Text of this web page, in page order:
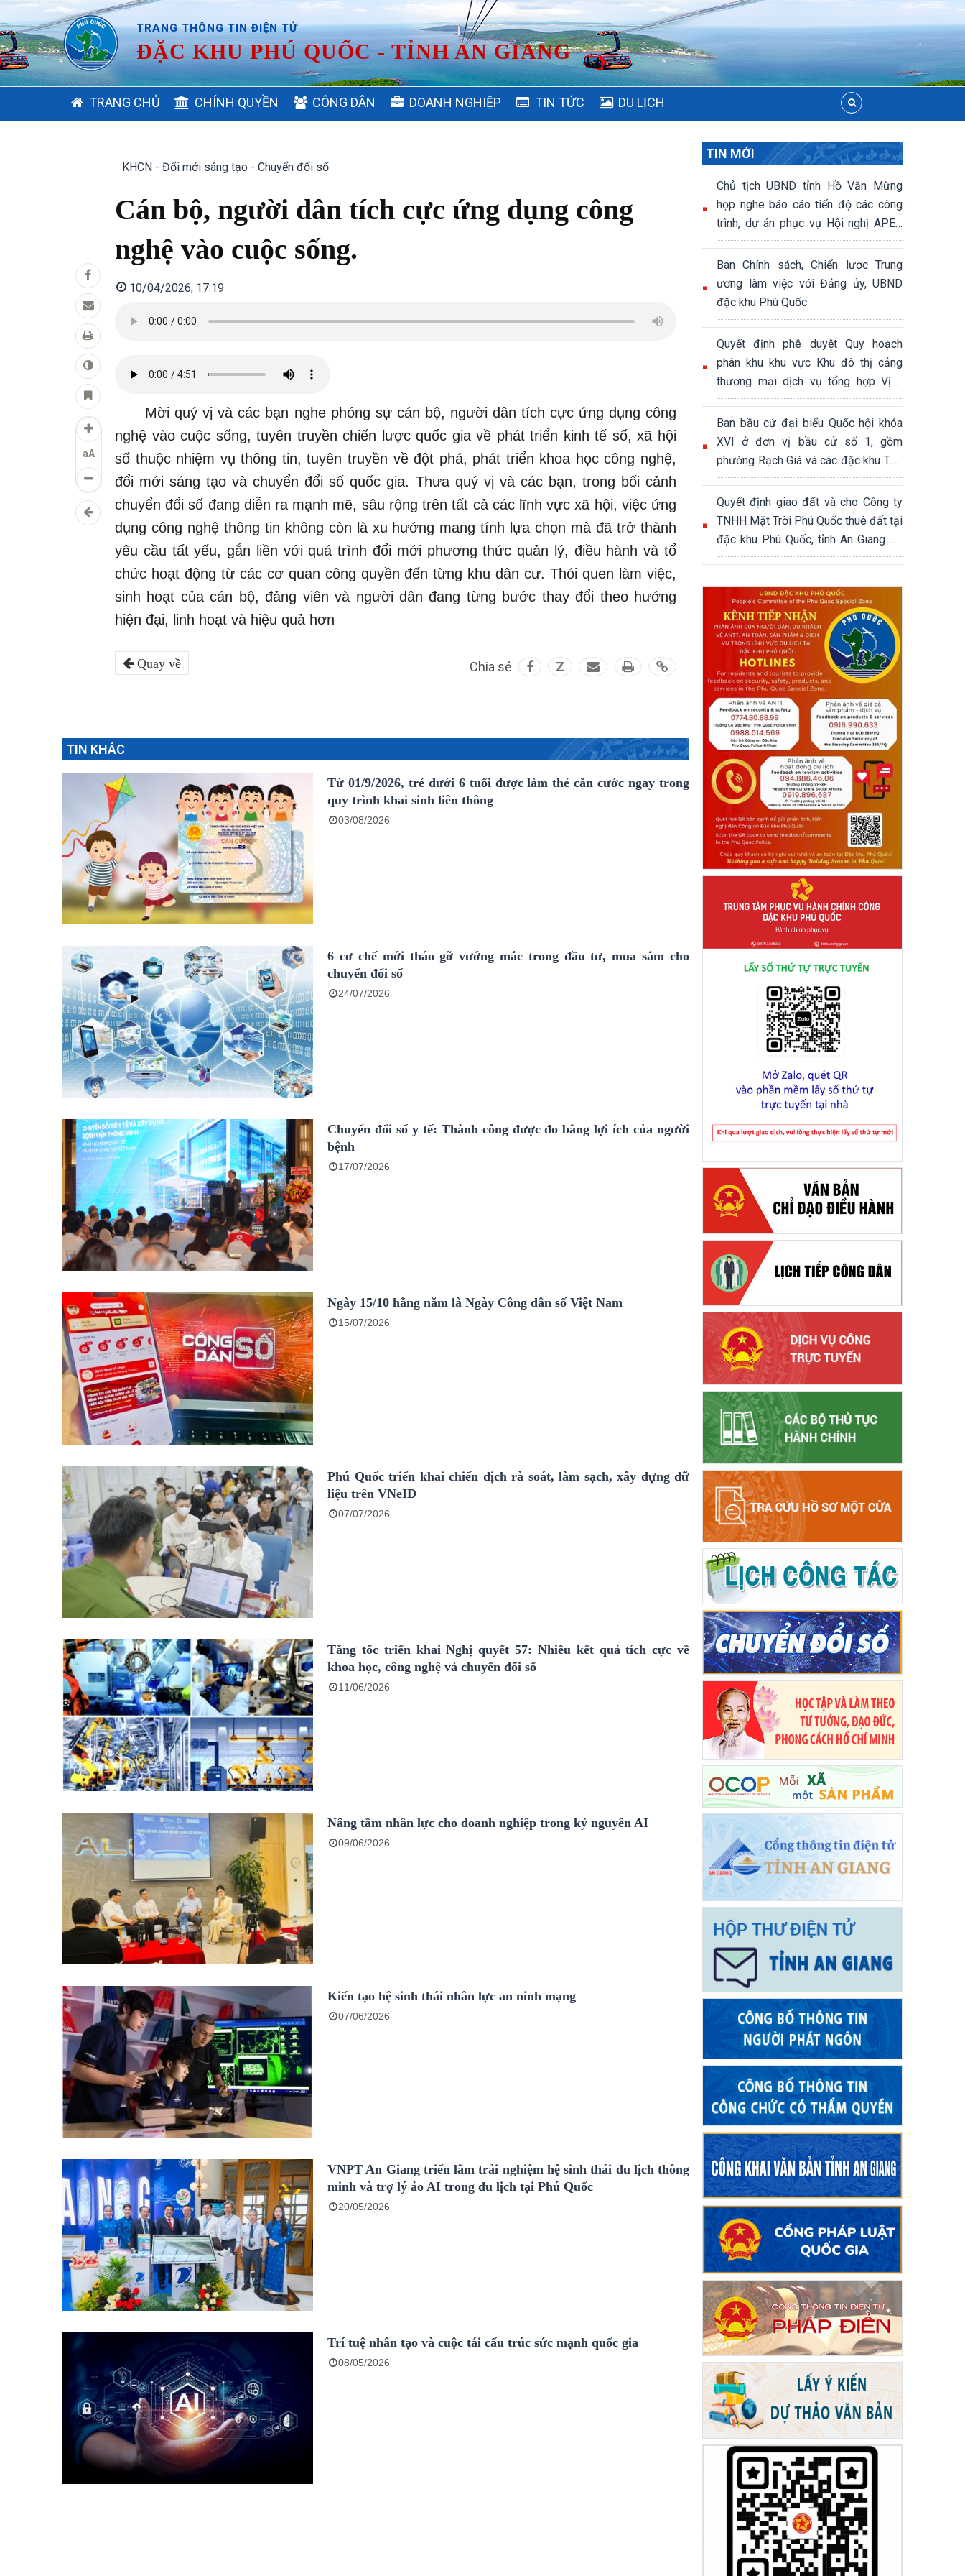
TRANG THÔNG TIN ĐIỆN TỬ
ĐẶC KHU PHÚ QUỐC - TỈNH AN GIANG
NAVIGATION
TRANG CHỦ CHÍNH QUYỀN CÔNG DÂN DOANH NGHIỆP TIN TỨC DU LỊCH
aA
KHCN - Đổi mới sáng tạo - Chuyển đổi số
Cán bộ, người dân tích cực ứng dụng công
nghệ vào cuộc sống.
10/04/2026, 17:19
file
Mời quý vị và các bạn nghe phóng sự cán bộ, người dân tích cực ứng dụng công
nghệ vào cuộc sống, tuyên truyền chiến lược quốc gia về phát triển kinh tế số, xã hội
số thuộc nhiệm vụ thông tin, tuyên truyền về đột phá, phát triển khoa học công nghệ,
đổi mới sáng tạo và chuyển đổi số quốc gia. Thưa quý vị và các bạn, trong bối cảnh
chuyển đổi số đang diễn ra mạnh mẽ, sâu rộng trên tất cả các lĩnh vực xã hội, việc ứng
dụng công nghệ thông tin không còn là xu hướng mang tính lựa chọn mà đã trở thành
yêu cầu tất yếu, gắn liền với quá trình đổi mới phương thức quản lý, điều hành và tổ
chức hoạt động từ các cơ quan công quyền đến từng khu dân cư. Thói quen làm việc,
sinh hoạt của cán bộ, đảng viên và người dân đang từng bước thay đổi theo hướng
hiện đại, linh hoạt và hiệu quả hơn
Quay về Chia sẻ Z
TIN KHÁC
Từ 01/9/2026, trẻ dưới 6 tuổi được làm thẻ căn cước ngay trong
quy trình khai sinh liên thông
03/08/2026
6 cơ chế mới tháo gỡ vướng mắc trong đầu tư, mua sắm cho
chuyển đổi số
24/07/2026
Chuyển đổi số y tế: Thành công được đo bằng lợi ích của người
bệnh
17/07/2026
Ngày 15/10 hằng năm là Ngày Công dân số Việt Nam
15/07/2026
Phú Quốc triển khai chiến dịch rà soát, làm sạch, xây dựng dữ
liệu trên VNeID
07/07/2026
Tăng tốc triển khai Nghị quyết 57: Nhiều kết quả tích cực về
khoa học, công nghệ và chuyển đổi số
11/06/2026
Nâng tầm nhân lực cho doanh nghiệp trong kỷ nguyên AI
09/06/2026
Kiến tạo hệ sinh thái nhân lực an ninh mạng
07/06/2026
VNPT An Giang triển lãm trải nghiệm hệ sinh thái du lịch thông
minh và trợ lý ảo AI trong du lịch tại Phú Quốc
20/05/2026
Trí tuệ nhân tạo và cuộc tái cấu trúc sức mạnh quốc gia
08/05/2026
TIN MỚI
Chủ tịch UBND tỉnh Hồ Văn Mừng
họp nghe báo cáo tiến độ các công
trình, dự án phục vụ Hội nghị APEC
2027
Ban Chính sách, Chiến lược Trung
ương làm việc với Đảng ủy, UBND
đặc khu Phú Quốc
Quyết định phê duyệt Quy hoạch
phân khu khu vực Khu đô thị cảng
thương mại dịch vụ tổng hợp Vịnh
Đầm, đặc khu Phú Quốc, tỉnh An
Giang, tỷ lệ 1/2000, quy mô khoảng
339,04 ha
Ban bầu cử đại biểu Quốc hội khóa
XVI ở đơn vị bầu cử số 1, gồm
phường Rạch Giá và các đặc khu Thổ
Châu, Phú Quốc
Quyết định giao đất và cho Công ty
TNHH Mặt Trời Phú Quốc thuê đất tại
đặc khu Phú Quốc, tỉnh An Giang để
thực hiện Dự án Khu đô thị hỗn hợp